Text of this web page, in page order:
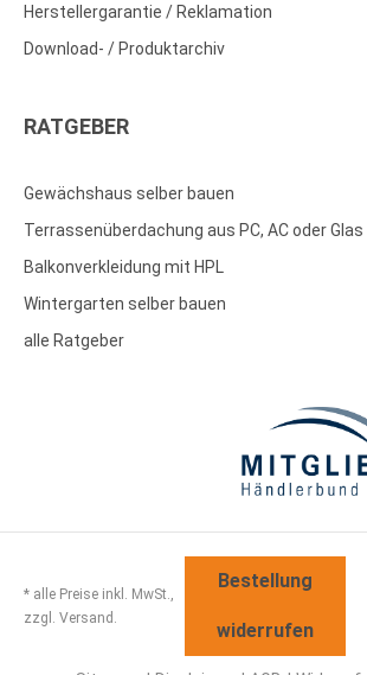
Herstellergarantie / Reklamation
Download- / Produktarchiv
RATGEBER
Gewächshaus selber bauen
Terrassenüberdachung aus PC, AC oder Glas
Balkonverkleidung mit HPL
Wintergarten selber bauen
alle Ratgeber
* alle Preise inkl. MwSt.,
zzgl. Versand.
Bestellung
widerrufen